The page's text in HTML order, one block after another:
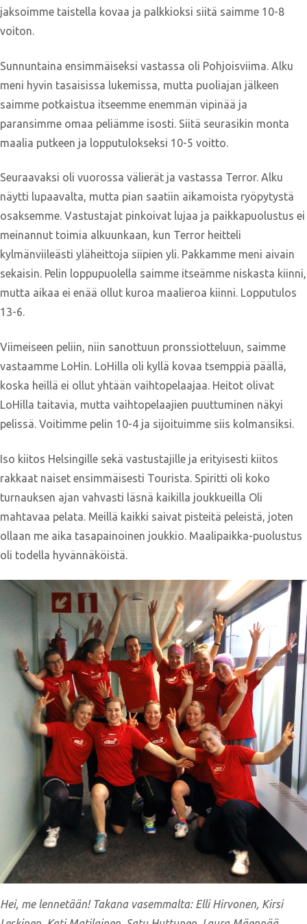
jaksoimme taistella kovaa ja palkkioksi siitä saimme 10-8
voiton.
Sunnuntaina ensimmäiseksi vastassa oli Pohjoisviima. Alku
meni hyvin tasaisissa lukemissa, mutta puoliajan jälkeen
saimme potkaistua itseemme enemmän vipinää ja
paransimme omaa peliämme isosti. Siitä seurasikin monta
maalia putkeen ja lopputulokseksi 10-5 voitto.
Seuraavaksi oli vuorossa välierät ja vastassa Terror. Alku
näytti lupaavalta, mutta pian saatiin aikamoista ryöpytystä
osaksemme. Vastustajat pinkoivat lujaa ja paikkapuolustus ei
meinannut toimia alkuunkaan, kun Terror heitteli
kylmänviileästi yläheittoja siipien yli. Pakkamme meni aivain
sekaisin. Pelin loppupuolella saimme itseämme niskasta kiinni,
mutta aikaa ei enää ollut kuroa maalieroa kiinni. Lopputulos
13-6.
Viimeiseen peliin, niin sanottuun pronssiotteluun, saimme
vastaamme LoHin. LoHilla oli kyllä kovaa tsemppiä päällä,
koska heillä ei ollut yhtään vaihtopelaajaa. Heitot olivat
LoHilla taitavia, mutta vaihtopelaajien puuttuminen näkyi
pelissä. Voitimme pelin 10-4 ja sijoituimme siis kolmansiksi.
Iso kiitos Helsingille sekä vastustajille ja erityisesti kiitos
rakkaat naiset ensimmäisesti Tourista. Spiritti oli koko
turnauksen ajan vahvasti läsnä kaikilla joukkueilla Oli
mahtavaa pelata. Meillä kaikki saivat pisteitä peleistä, joten
ollaan me aika tasapainoinen joukkio. Maalipaikka-puolustus
oli todella hyvännäköistä.
Hei, me lennetään! Takana vasemmalta: Elli Hirvonen, Kirsi